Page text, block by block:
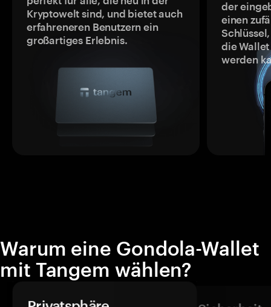
Kryptowelt sind, und bietet auch
erfahreneren Benutzern ein
großartiges Erlebnis.
der
einen
die
werden
Warum eine Gondola-Wallet
mit Tangem wählen?